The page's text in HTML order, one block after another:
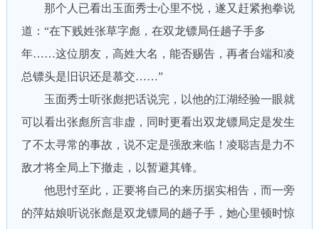
那个人已看出玉面秀士心里不悦，遂又赶紧抱拳说
道：“在下贱姓张草字彪，在双龙镖局任趟子手多
年……这位朋友，高姓大名，能否赐告，再者台端和凌
总镖头是旧识还是慕交……”
玉面秀士听张彪把话说完，以他的江湖经验一眼就
可以看出张彪所言非虚，同时更看出双龙镖局定是发生
了不太寻常的事故，说不定是强敌来临！凌聪吉是力不
敌才将全局上下撤走，以暂避其锋。
他思忖至此，正要将自己的来历据实相告，而一旁
的萍姑娘听说张彪是双龙镖局的趟子手，她心里顿时惊